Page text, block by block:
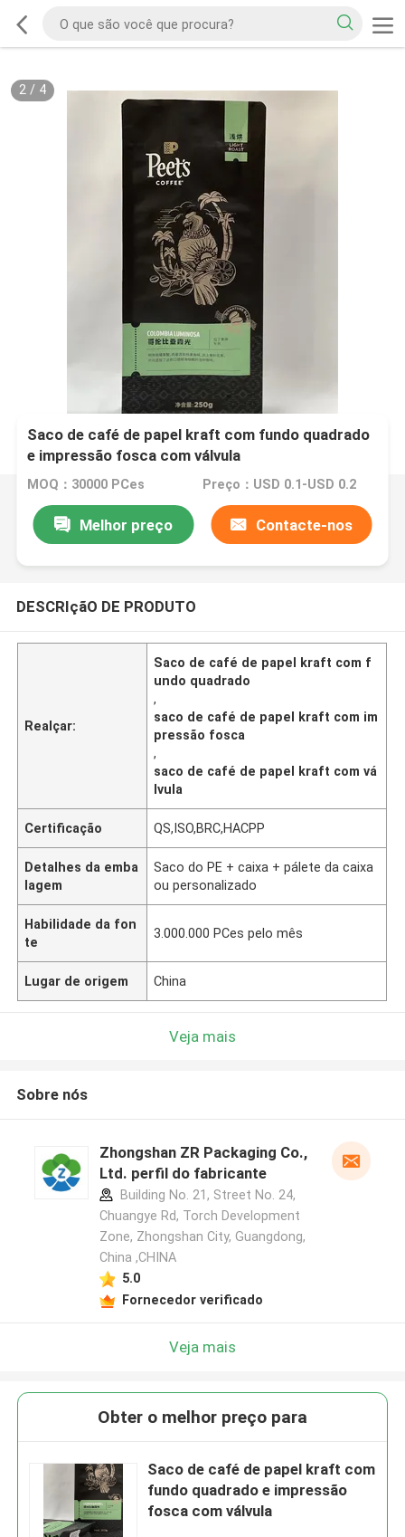
2/ 4
Saco de café de papel kraft com fundo quadrado
e impressão fosca com válvula
MOQ：30000 PCes Preço：USD 0.1-USD 0.2
Melhor preço Contacte-nos
DESCRIçãO DE PRODUTO
Realçar:
Saco de café de papel kraft com f
undo quadrado
,
saco de café de papel kraft com im
pressão fosca
,
saco de café de papel kraft com vá
lvula
Certificação QS,ISO,BRC,HACPP
Detalhes da emba
lagem
Saco do PE + caixa + pálete da caixa
ou personalizado
Habilidade da fon
te
3.000.000 PCes pelo mês
Lugar de origem China
Veja mais
Sobre nós
Zhongshan ZR Packaging Co.,
Ltd. perfil do fabricante
Building No. 21, Street No. 24,
Chuangye Rd, Torch Development
Zone, Zhongshan City, Guangdong,
China ,CHINA
5.0
Fornecedor verificado
Veja mais
Obter o melhor preço para
Saco de café de papel kraft com
fundo quadrado e impressão
fosca com válvula